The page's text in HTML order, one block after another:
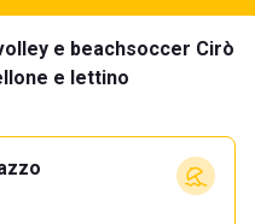
e beachsoccer Cirò
e lettino